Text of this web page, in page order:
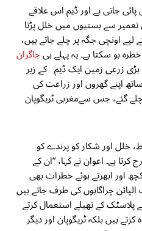
جاتی ہے اور ڈیم اس علاقے
سے بستیوں میں خلل پڑتا
لیے اونچی جگہ پر چلے جاتے ہیں،
ہو سکتا ہے۔ یہ پہلے ہیجاگران
بڑی زرعی زمین ایک ڈیم کے زیر
اپنے گھروں اور زراعت کی
گئے، جس سےمغربی ٹریگوپان
خلل اور شکار کو پرندے کو
ہے۔ اعوان نے کہا، “ان کے
اور ابھرتے ہوئے خطرات بھی
چراگاہوں کی طرف جاتے ہیں
پلاسٹک کے تھیلے استعمال کرتے
ہیں بلکہ ٹریگوپان اور دیگر